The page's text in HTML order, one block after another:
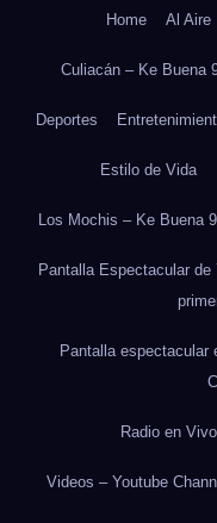
Home Al Aire
Culiacán – Ke Buena
Deportes
Estilo de Vida
Los Mochis – Ke Buena
Pantalla Espectacular
Pantalla espectacular
Radio en
Videos – Youtube